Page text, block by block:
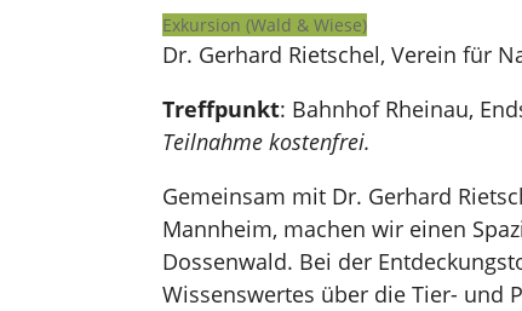
Exkursion (Wald & Wiese)
Dr. Gerhard Rietschel, Verein für
Treffpunkt: Bahnhof Rheinau,
Teilnahme kostenfrei.
Gemeinsam mit Dr. Gerhard
Mannheim, machen wir einen
Dossenwald. Bei der
Wissenswertes über die Tier- und